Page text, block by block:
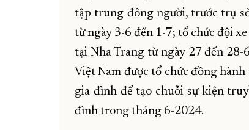
tập trung đông người, trước trụ
từ ngày 3-6 đến 1-7; tổ chức đội
tại Nha Trang từ ngày 27 đến
Việt Nam được tổ chức đồng
gia đình để tạo chuỗi sự kiện
đình trong tháng 6-2024.